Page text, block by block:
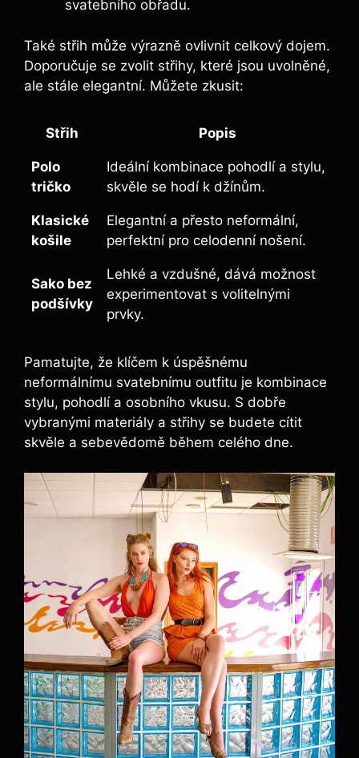
svatebního obřadu.
Také střih může výrazně ovlivnit celkový dojem.
Doporučuje se zvolit střihy, které jsou uvolněné,
ale stále elegantní. Můžete zkusit:
Střih Popis
Polo
tričko
Ideální kombinace pohodlí a stylu,
skvěle se hodí k džínům.
Klasické
košile
Elegantní a přesto neformální,
perfektní pro celodenní nošení.
Sako bez
podšívky
Lehké a vzdušné, dává možnost
experimentovat s volitelnými
prvky.
Pamatujte, že klíčem k úspěšnému
neformálnímu svatebnímu outfitu je kombinace
stylu, pohodlí a osobního vkusu. S dobře
vybranými materiály a střihy se budete cítit
skvěle a sebevědomě během celého dne.